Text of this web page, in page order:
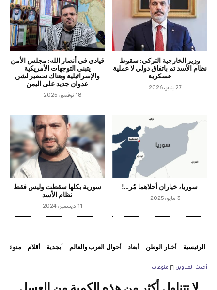
وزير الخارجية التركي: سقوط
نظام الأسد تم باتفاق دولي لا عملية
عسكرية
27 يناير، 2026
قيادي في أنصار الله: مجلس الأمن
يتبنى التوجهات الأمريكية
والإسرائيلية وهناك تحضير لشن
عدوان جديد على اليمن
18 نوفمبر، 2025
سوريا، خياران أحلاهما مُر…!
3 مايو، 2025
سورية بكلها سقطت وليس فقط
نظام الأسد
11 ديسمبر، 2024